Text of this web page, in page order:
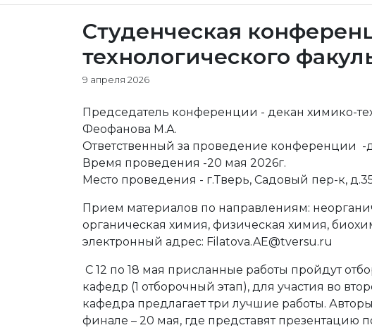
Студенческая
технологического
9 апреля 2026
Председатель конференции - декан химико-
Феофанова М.А.
Ответственный за проведение конференции -
Время проведения -20 мая 2026г.
Место проведения - г.Тверь, Садовый пер-к,
Прием материалов по направлениям:
органическая химия, физическая химия,
электронный адрес: Filatova.AE@tversu.ru
С 12 по 18 мая присланные работы пройдут
кафедр (1 отборочный этап), для участия во
кафедра предлагает три лучшие работы.
финале – 20 мая, где представят презентацию